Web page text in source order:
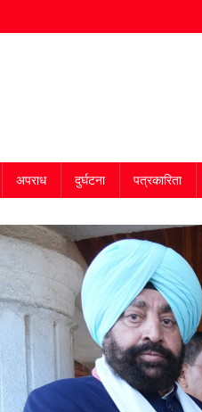
अपराध दुर्घटना पत्रकारिता